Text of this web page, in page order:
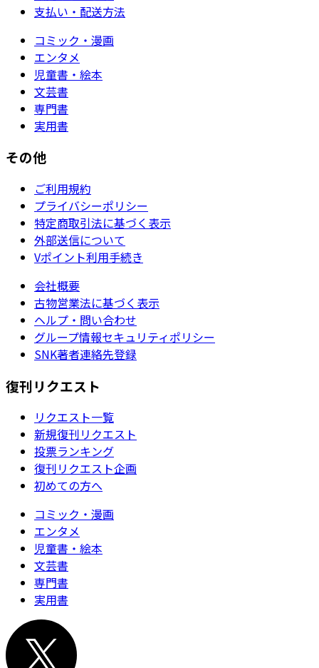
支払い・配送方法
コミック・漫画
エンタメ
児童書・絵本
文芸書
専門書
実用書
その他
ご利用規約
プライバシーポリシー
特定商取引法に基づく表示
外部送信について
Vポイント利用手続き
会社概要
古物営業法に基づく表示
ヘルプ・問い合わせ
グループ情報セキュリティポリシー
SNK著者連絡先登録
復刊リクエスト
リクエスト一覧
新規復刊リクエスト
投票ランキング
復刊リクエスト企画
初めての方へ
コミック・漫画
エンタメ
児童書・絵本
文芸書
専門書
実用書